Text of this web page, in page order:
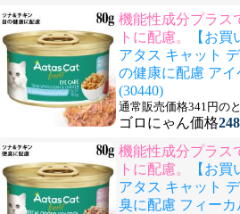
機能性成分プラス
トに配慮。
【お買
アタス キャット
の健康に配慮 ア
(30440)
通常販売価格341円の
ゴロにゃん価格
機能性成分プラス
トに配慮。
【お買
アタス キャット
臭に配慮 フィー